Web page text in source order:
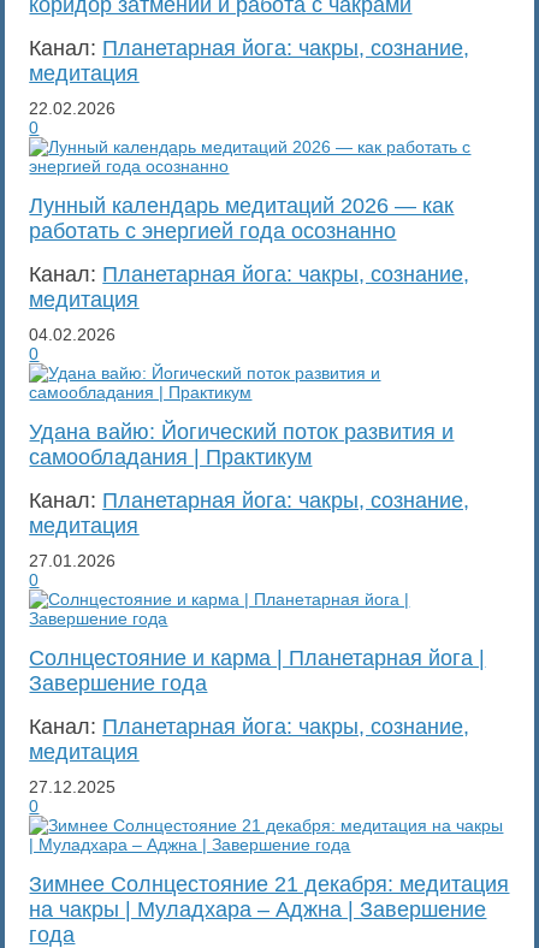
Канал: Планетарная йога: чакры, сознание,
медитация
22.02.2026
0
Лунный календарь медитаций 2026 — как
работать с энергией года осознанно
Канал: Планетарная йога: чакры, сознание,
медитация
04.02.2026
0
Удана вайю: Йогический поток развития и
самообладания | Практикум
Канал: Планетарная йога: чакры, сознание,
медитация
27.01.2026
0
Солнцестояние и карма | Планетарная йога |
Завершение года
Канал: Планетарная йога: чакры, сознание,
медитация
27.12.2025
0
Зимнее Солнцестояние 21 декабря: медитация
на чакры | Муладхара – Аджна | Завершение
года